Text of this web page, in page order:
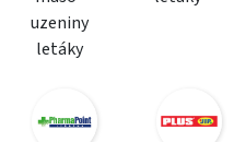
uzeniny
letáky